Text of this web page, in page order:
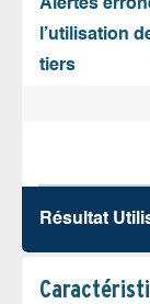
Alertes
l’utilisation
tiers
Résultat